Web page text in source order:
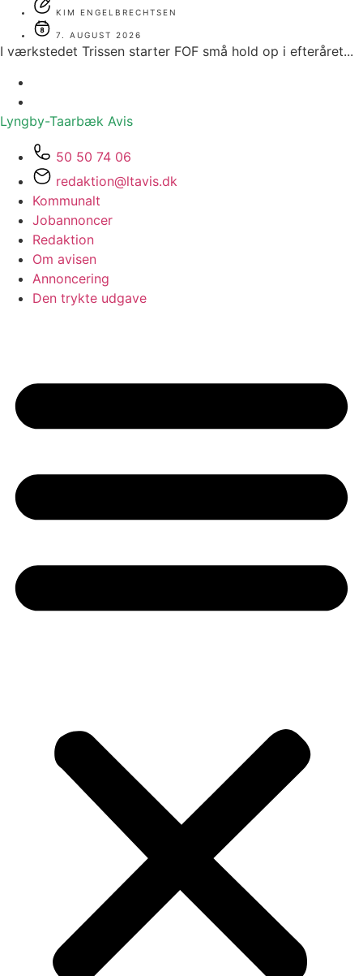
KIM ENGELBRECHTSEN
7. AUGUST 2026
I værkstedet Trissen starter FOF små hold op i efteråret...
Lyngby-Taarbæk Avis
50 50 74 06
redaktion@ltavis.dk
Kommunalt
Jobannoncer
Redaktion
Om avisen
Annoncering
Den trykte udgave